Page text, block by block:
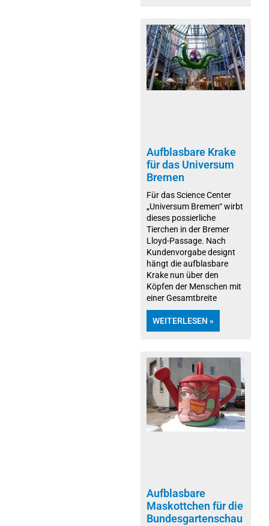
Aufblasbare Krake
für das Universum
Bremen
Für das Science Center
„Universum Bremen“ wirbt
dieses possierliche
Tierchen in der Bremer
Lloyd-Passage. Nach
Kundenvorgabe designt
hängt die aufblasbare
Krake nun über den
Köpfen der Menschen mit
einer Gesamtbreite
WEITERLESEN »
Aufblasbare
Maskottchen für die
Bundesgartenschau